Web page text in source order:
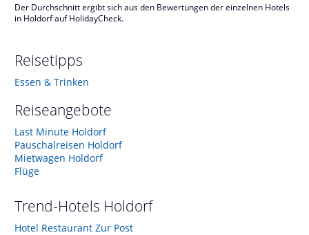
Der Durchschnitt ergibt sich aus den Bewertungen der einzelnen Hotels
in Holdorf auf HolidayCheck.
Reisetipps
Essen & Trinken
Reiseangebote
Last Minute Holdorf
Pauschalreisen Holdorf
Mietwagen Holdorf
Flüge
Trend-Hotels Holdorf
Hotel Restaurant Zur Post